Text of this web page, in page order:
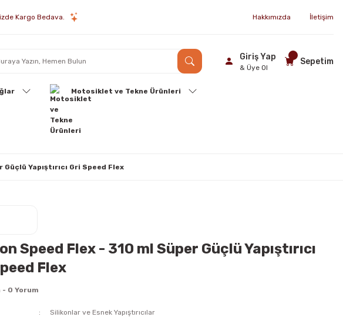
Kargo Bedava. Hakkımızda İletişim
Giriş Yap
& Üye Ol
Sepetim
Motosiklet ve Tekne Ürünleri
Yapıştırıcı Gri Speed Flex
Speed Flex - 310 ml Süper Güçlü Yapıştırıcı
Flex
- 0 Yorum
Silikonlar ve Esnek Yapıştırıcılar